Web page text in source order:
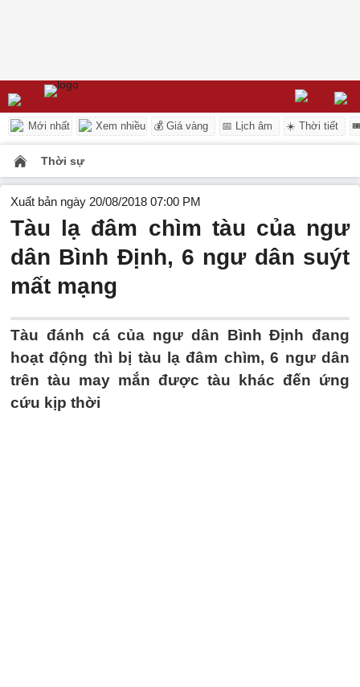
Mới nhất Xem nhiều 💰 Giá vàng 📅 Lịch âm ☀️ Thời tiết
Thời sự
Xuất bản ngày 20/08/2018 07:00 PM
Tàu lạ đâm chìm tàu của ngư
dân Bình Định, 6 ngư dân suýt
mất mạng
Tàu đánh cá của ngư dân Bình Định đang
hoạt động thì bị tàu lạ đâm chìm, 6 ngư dân
trên tàu may mắn được tàu khác đến ứng
cứu kịp thời